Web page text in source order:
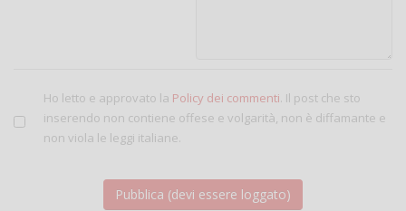
Ho letto e approvato la Policy dei commenti. Il post che sto
inserendo non contiene offese e volgarità, non è diffamante e
non viola le leggi italiane.